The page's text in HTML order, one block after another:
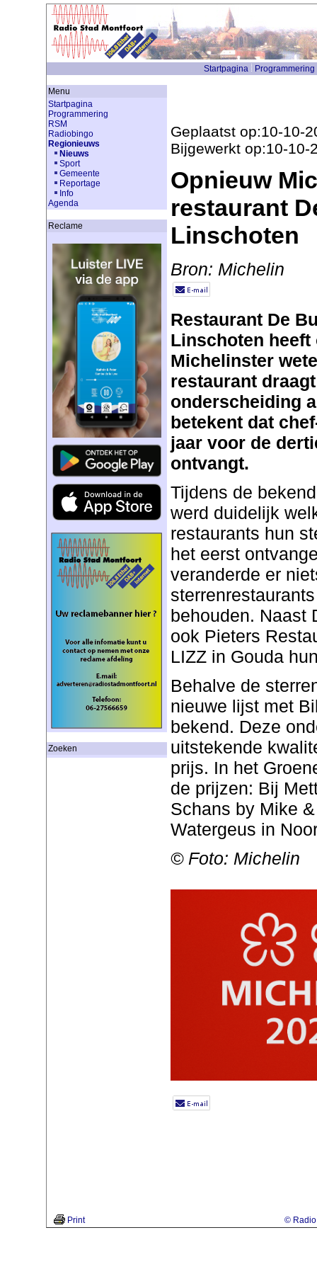
Startpagina Programmering
Menu
Startpagina
Programmering
RSM
Radiobingo
Regionieuws
Nieuws
Sport
Gemeente
Reportage
Info
Agenda
Reclame
Zoeken
Geplaatst op:10-10-
Bijgewerkt op:10-10-
Opnieuw
restaurant
Linschoten
Bron: Michelin
Restaurant De
Linschoten heeft
Michelinster
restaurant
onderscheiding
betekent dat
jaar voor de
ontvangt.
Tijdens de
werd duidelijk
restaurants hun
het eerst
veranderde er
behouden. Naast
ook Pieters
LIZZ in Gouda
Behalve de
nieuwe lijst met
bekend. Deze
uitstekende
prijs. In het
de prijzen: Bij
Schans by Mike
Watergeus in
© Foto: Michelin
Print © Radio